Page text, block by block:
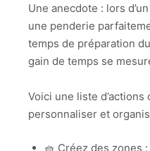
Une anecdote : lors
une penderie
temps de préparation
gain de temps se
Voici une liste
personnaliser et
🧺 Créez des zones